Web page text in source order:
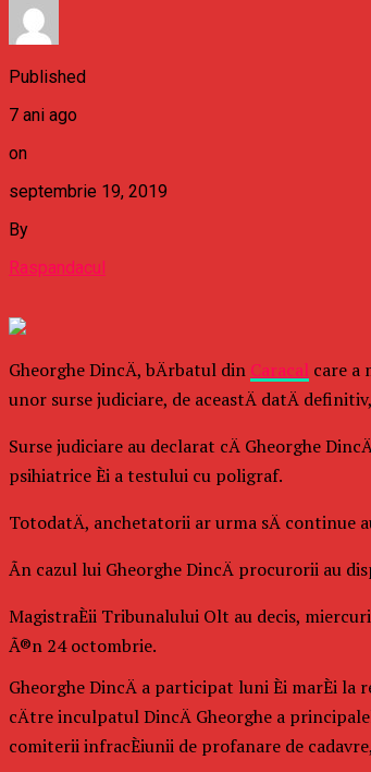
Published
7 ani ago
on
septembrie 19, 2019
By
Raspandacul
Gheorghe DincÄ, bÄrbatul din Caracal care a
unor surse judiciare, de aceastÄ datÄ
Surse judiciare au declarat cÄ Gheorghe
psihiatrice Èi a testului cu poligraf.
TotodatÄ, anchetatorii ar urma sÄ continue
Ãn cazul lui Gheorghe DincÄ procurorii au
MagistraÈii Tribunalului Olt au decis,
Ã®n 24 octombrie.
Gheorghe DincÄ a participat luni Èi marÈi
cÄtre inculpatul DincÄ Gheorghe a
comiterii infracÈiunii de profanare de